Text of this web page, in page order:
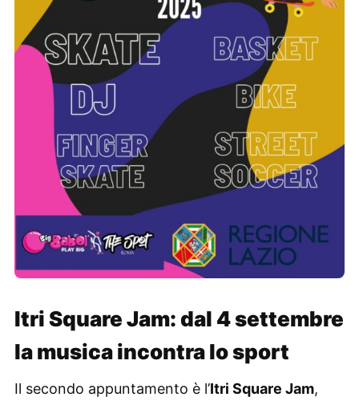
Itri Square Jam: dal 4 settembre
la musica incontra lo sport
Il secondo appuntamento è l’Itri Square Jam,